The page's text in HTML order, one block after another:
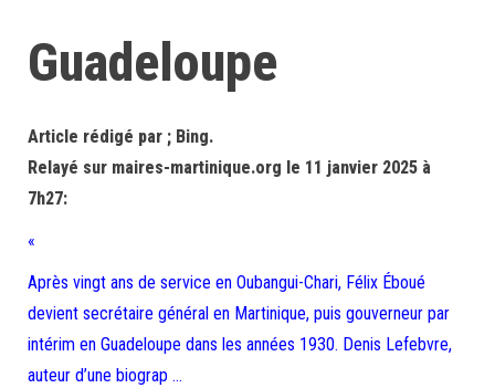
Guadeloupe
Article rédigé par ; Bing.
Relayé sur maires-martinique.org le 11 janvier 2025 à
7h27:
«
Après vingt ans de service en Oubangui-Chari, Félix Éboué
devient secrétaire général en Martinique, puis gouverneur par
intérim en Guadeloupe dans les années 1930. Denis Lefebvre,
auteur d’une biograp …